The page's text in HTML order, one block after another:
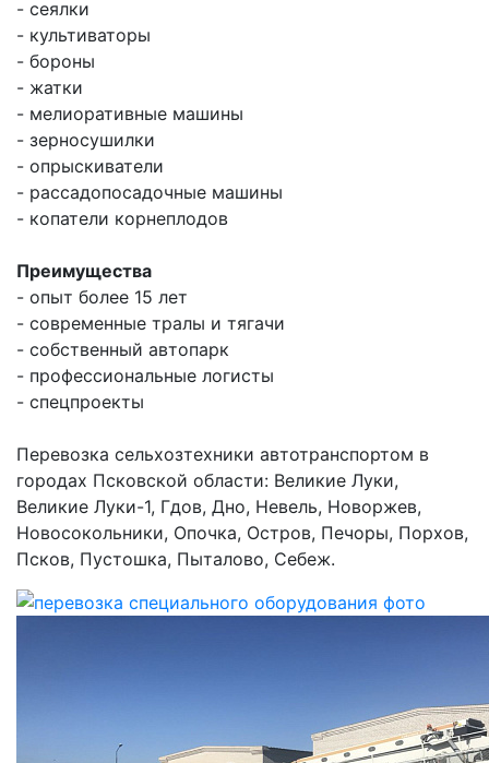
- сеялки
- культиваторы
- бороны
- жатки
- мелиоративные машины
- зерносушилки
- опрыскиватели
- рассадопосадочные машины
- копатели корнеплодов
Преимущества
- опыт более 15 лет
- современные тралы и тягачи
- собственный автопарк
- профессиональные логисты
- спецпроекты
Перевозка сельхозтехники автотранспортом в
городах Псковской области: Великие Луки,
Великие Луки-1, Гдов, Дно, Невель, Новоржев,
Новосокольники, Опочка, Остров, Печоры, Порхов,
Псков, Пустошка, Пыталово, Себеж.